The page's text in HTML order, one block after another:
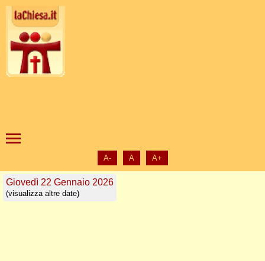
A- A A+
Giovedì 22 Gennaio 2026
(visualizza altre date)